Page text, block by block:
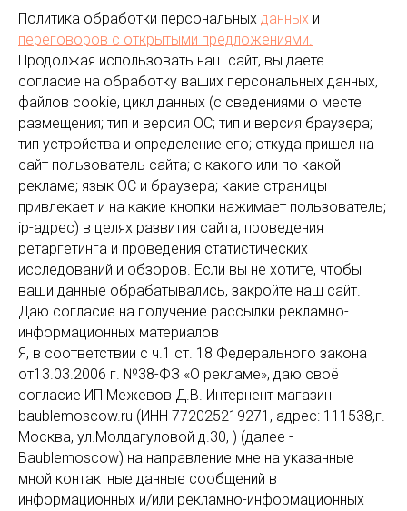
Политика обработки персональных данных и
переговоров с открытыми предложениями.
Продолжая использовать наш сайт, вы даете
согласие на обработку ваших персональных данных,
файлов cookie, цикл данных (с сведениями о месте
размещения; тип и версия ОС; тип и версия браузера;
тип устройства и определение его; откуда пришел на
сайт пользователь сайта; с какого или по какой
рекламе; язык ОС и браузера; какие страницы
привлекает и на какие кнопки нажимает пользователь;
ip-адрес) в целях развития сайта, проведения
ретаргетинга и проведения статистических
исследований и обзоров. Если вы не хотите, чтобы
ваши данные обрабатывались, закройте наш сайт.
Даю согласие на получение рассылки рекламно-
информационных материалов
Я, в соответствии с ч.1 ст. 18 Федерального закона
от13.03.2006 г. №38-ФЗ «О рекламе», даю своё
согласие ИП Межевов Д.В. Интернент магазин
baublemoscow.ru (ИНН 772025219271, адрес: 111538,г.
Москва, ул.Молдагуловой д.30, ) (далее -
Baublemoscow) на направление мне на указанные
мной контактные данные сообщений в
информационных и/или рекламно-информационных